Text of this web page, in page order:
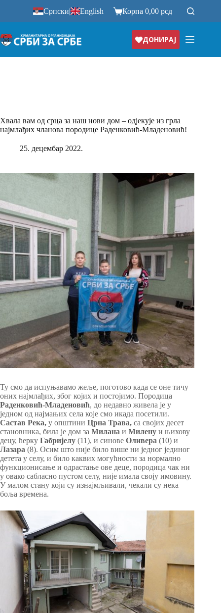
Српски| English Корпа0,00рсд
ДОНИРАЈ
Хвала вам од срца за наш нови дом – одјекује из грла
најмлађих чланова породице Раденковић-Младеновић!
25. децембар 2022.
Ту смо да испуњавамо жеље, поготово када се оне тичу
оних најмлађих, због којих и постојимо. Породица
Раденковић-Младеновић, до недавно живела је у
једном од најмањих села које смо икада посетили.
Састав Река, у општини Црна Трава, са својих десет
становника, била је дом за Милана и Милену и њихову
децу, ћерку Габријелу (11), и синове Оливера (10) и
Лазара (8). Осим што није било више ни једног јединог
детета у селу, и било каквих могућности за нормално
функционисање и одрастање ове деце, породица чак ни
у овако сабласно пустом селу, није имала своју имовину.
У малом стану који су изнајмљивали, чекали су нека
боља времена.